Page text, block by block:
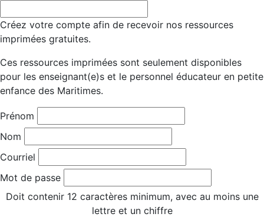
Créez votre compte afin de recevoir nos ressources
imprimées gratuites.
Ces ressources imprimées sont seulement disponibles
pour les enseignant(e)s et le personnel éducateur en petite
enfance des Maritimes.
Prénom
Nom
Courriel
Mot de passe
Doit contenir 12 caractères minimum, avec au moins une
lettre et un chiffre